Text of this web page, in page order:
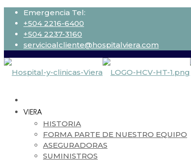
Emergencia Tel:
+504 2216-6400
+504 2237-3160
servicioalcliente@hospitalviera.com
VIERA
HISTORIA
FORMA PARTE DE NUESTRO EQUIPO
ASEGURADORAS
SUMINISTROS